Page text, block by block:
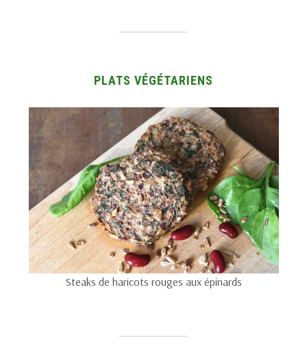
PLATS VÉGÉTARIENS
Steaks de haricots rouges aux épinards